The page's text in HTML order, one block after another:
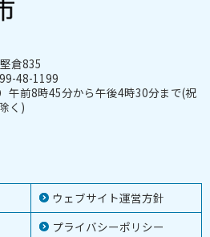
ウェブサイト運営方針
プライバシーポリシー
倉835
48-1199
午前8時45分から午後4時30分まで(祝
く)